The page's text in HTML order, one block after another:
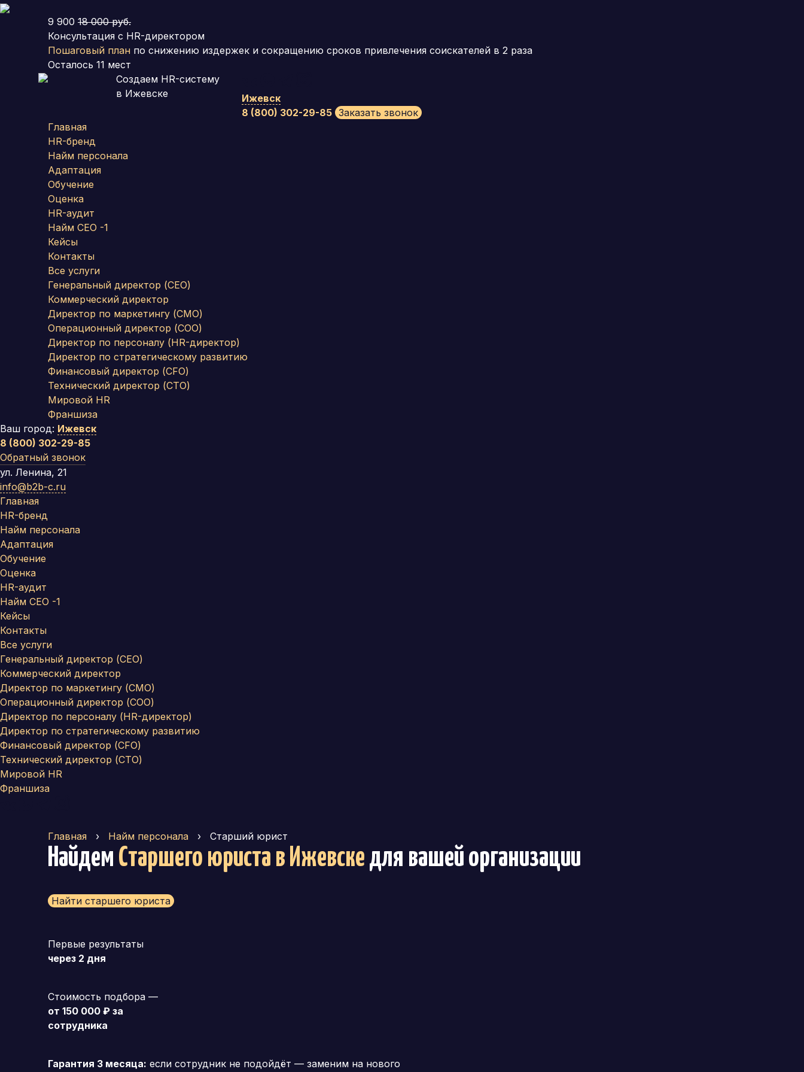
9 900 18 000 руб.
Консультация с HR-директором
Пошаговый план по снижению издержек и сокращению сроков привлечения соискателей в 2 раза
Осталось 11 мест
Создаем HR-систему
в Ижевске
Ижевск
8 (800) 302-29-85 Заказать звонок
Главная
HR-бренд
Найм персонала
Адаптация
Обучение
Оценка
HR-аудит
Найм СЕО -1
Кейсы
Контакты
Все услуги
Генеральный директор (CEO)
Коммерческий директор
Директор по маркетингу (CMO)
Операционный директор (COO)
Директор по персоналу (HR-директор)
Директор по стратегическому развитию
Финансовый директор (CFO)
Технический директор (CTO)
Мировой HR
Франшиза
Ваш город: Ижевск
8 (800) 302-29-85
Обратный звонок
ул. Ленина, 21
info@b2b-c.ru
Главная
HR-бренд
Найм персонала
Адаптация
Обучение
Оценка
HR-аудит
Найм СЕО -1
Кейсы
Контакты
Все услуги
Генеральный директор (CEO)
Коммерческий директор
Директор по маркетингу (CMO)
Операционный директор (COO)
Директор по персоналу (HR-директор)
Директор по стратегическому развитию
Финансовый директор (CFO)
Технический директор (CTO)
Мировой HR
Франшиза
Главная › Найм персонала › Старший юрист
Найдем Старшего юриста в Ижевске для вашей организации
Найти старшего юриста
Первые результаты
через 2 дня
Стоимость подбора —
от 150 000 ₽ за
сотрудника
Гарантия 3 месяца: если сотрудник не подойдёт — заменим на нового